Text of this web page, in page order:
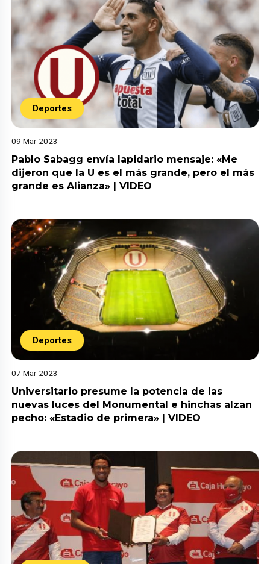
Deportes
09 Mar 2023
Pablo Sabagg envía lapidario mensaje: «Me
dijeron que la U es el más grande, pero el más
grande es Alianza» | VIDEO
Deportes
07 Mar 2023
Universitario presume la potencia de las
nuevas luces del Monumental e hinchas alzan
pecho: «Estadio de primera» | VIDEO